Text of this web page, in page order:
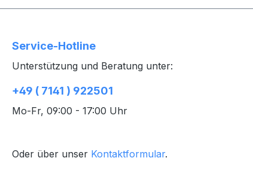
Service-Hotline
Unterstützung und Beratung unter:
+49 ( 7141 ) 922501
Mo-Fr, 09:00 - 17:00 Uhr
Oder über unser Kontaktformular.